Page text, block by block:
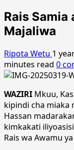
Rais Samia
Majaliwa
Ripota Wetu 1
minutes read 0
WAZIRI Mkuu,
kipindi cha miaka
Hassan
kimkakati
Rais wa Awamu